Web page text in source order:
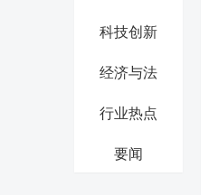
科技创新
经济与法
行业热点
要闻